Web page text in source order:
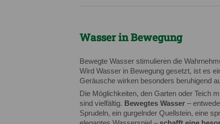
Wasser in Bewegung
Bewegte Wasser stimulieren die
Wird Wasser in Bewegung gesetzt, ist es
Geräusche wirken besonders beruhigend
Die Möglichkeiten, den Garten oder Teich
sind vielfältig. Bewegtes Wasser –
Sprudeln, ein gurgelnder Quellstein, eine